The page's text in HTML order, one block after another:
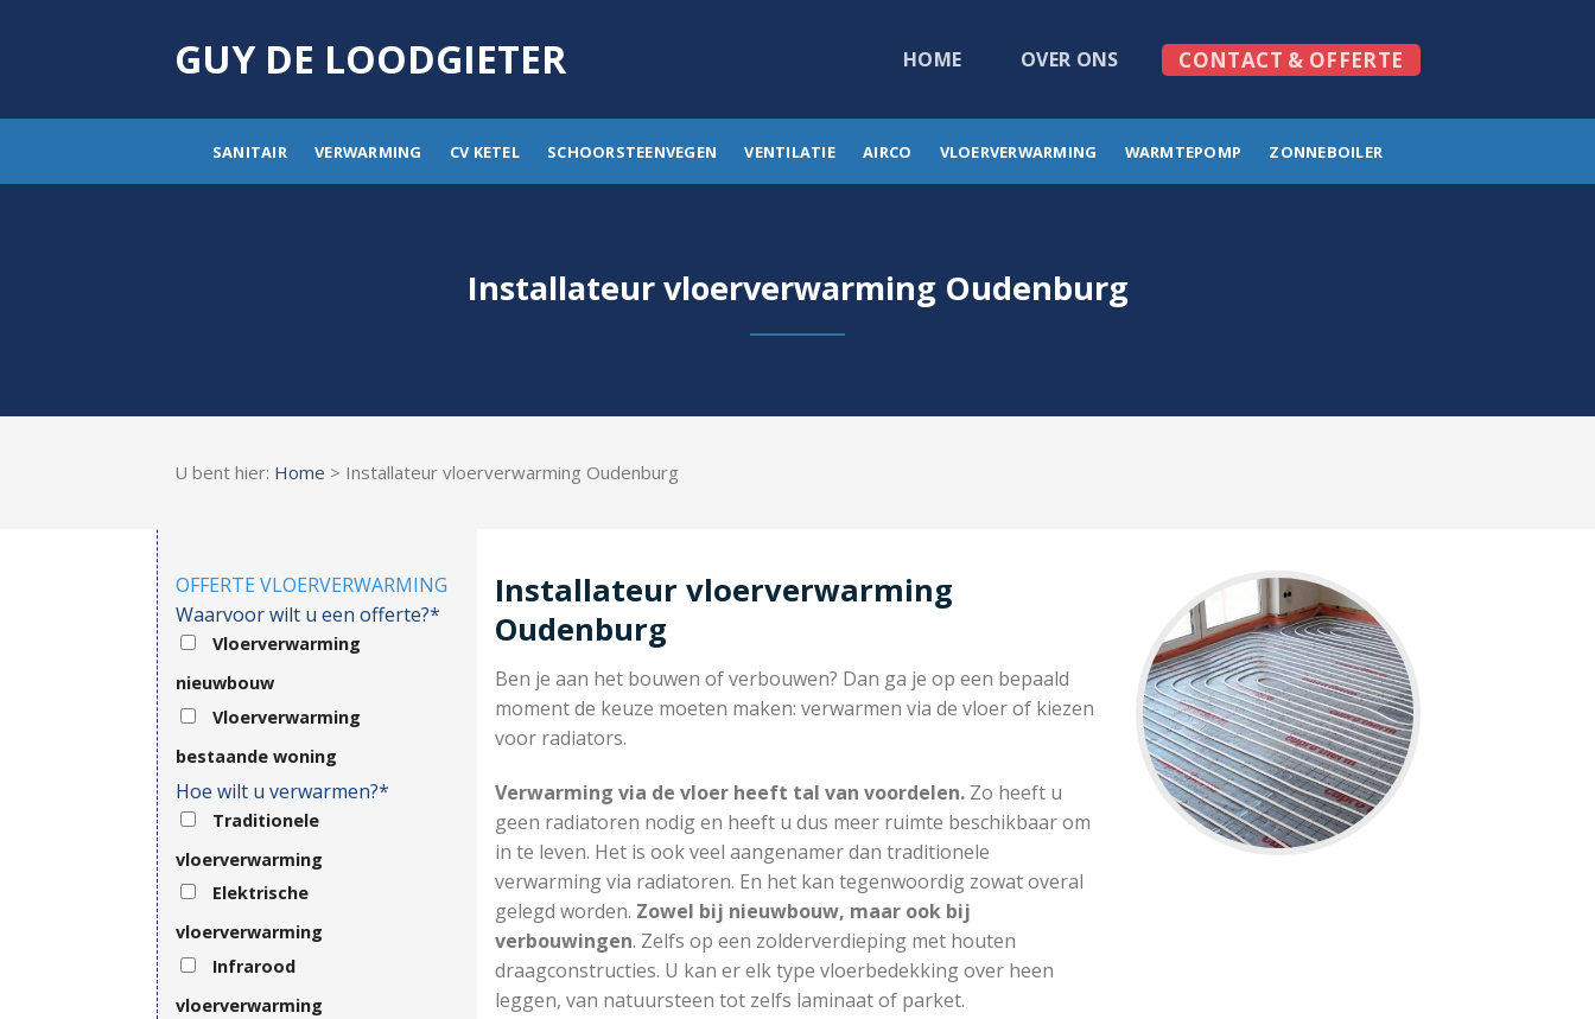
GUY DE LOODGIETER HOME OVER ONS CONTACT & OFFERTE
SANITAIR VERWARMING CV KETEL SCHOORSTEENVEGEN VENTILATIE AIRCO VLOERVERWARMING WARMTEPOMP ZONNEBOILER
Installateur vloerverwarming Oudenburg
U bent hier: Home > Installateur vloerverwarming Oudenburg
OFFERTE VLOERVERWARMING
Waarvoor wilt u een offerte?*
Vloerverwarming
nieuwbouw
Vloerverwarming
bestaande woning
Hoe wilt u verwarmen?*
Traditionele
vloerverwarming
Elektrische
vloerverwarming
Infrarood
vloerverwarming
Installateur vloerverwarming
Oudenburg
Ben je aan het bouwen of verbouwen? Dan ga je op een bepaald
moment de keuze moeten maken: verwarmen via de vloer of kiezen
voor radiators.
Verwarming via de vloer heeft tal van voordelen. Zo heeft u
geen radiatoren nodig en heeft u dus meer ruimte beschikbaar om
in te leven. Het is ook veel aangenamer dan traditionele
verwarming via radiatoren. En het kan tegenwoordig zowat overal
gelegd worden. Zowel bij nieuwbouw, maar ook bij
verbouwingen. Zelfs op een zolderverdieping met houten
draagconstructies. U kan er elk type vloerbedekking over heen
leggen, van natuursteen tot zelfs laminaat of parket.